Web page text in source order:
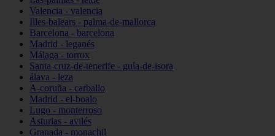
Valencia - valencia
Illes-balears - palma-de-mallorca
Barcelona - barcelona
Madrid - leganés
Málaga - torrox
Santa-cruz-de-tenerife - guía-de-isora
álava - leza
A-coruña - carballo
Madrid - el-boalo
Lugo - monterroso
Asturias - avilés
Granada - monachil